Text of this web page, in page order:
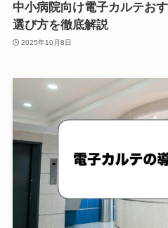
中小病院向け電子カルテお
選び方を徹底解説
2025年10月8日